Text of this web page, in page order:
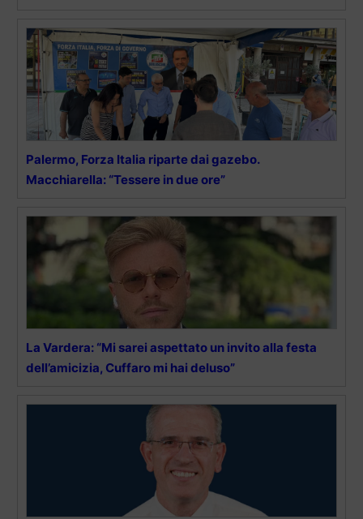
Palermo, Forza Italia riparte dai gazebo.
Macchiarella: “Tessere in due ore”
La Vardera: “Mi sarei aspettato un invito alla festa
dell’amicizia, Cuffaro mi hai deluso”